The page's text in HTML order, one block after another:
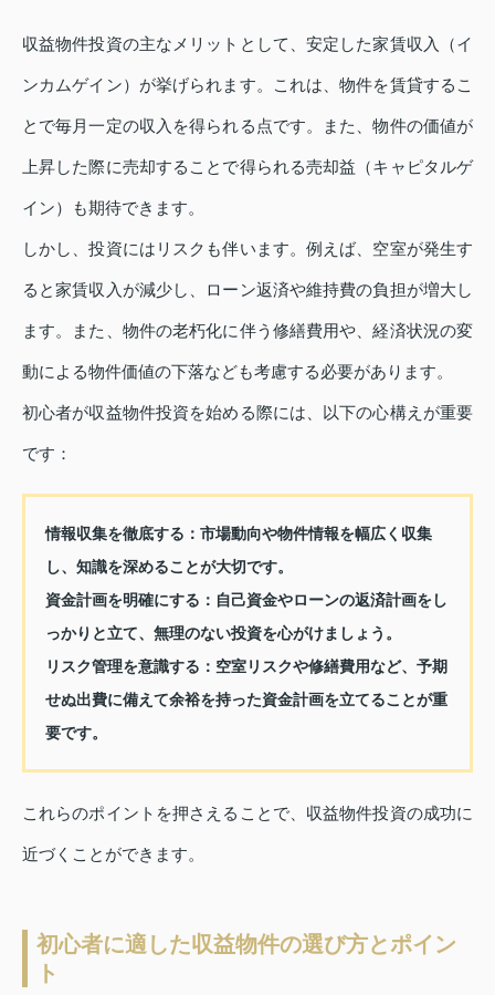
収益物件投資の主なメリットとして、安定した家賃収入（イ
ンカムゲイン）が挙げられます。これは、物件を賃貸するこ
とで毎月一定の収入を得られる点です。また、物件の価値が
上昇した際に売却することで得られる売却益（キャピタルゲ
イン）も期待できます。
しかし、投資にはリスクも伴います。例えば、空室が発生す
ると家賃収入が減少し、ローン返済や維持費の負担が増大し
ます。また、物件の老朽化に伴う修繕費用や、経済状況の変
動による物件価値の下落なども考慮する必要があります。
初心者が収益物件投資を始める際には、以下の心構えが重要
です：
情報収集を徹底する： 市場動向や物件情報を幅広く収集
し、知識を深めることが大切です。
資金計画を明確にする： 自己資金やローンの返済計画をし
っかりと立て、無理のない投資を心がけましょう。
リスク管理を意識する： 空室リスクや修繕費用など、予期
せぬ出費に備えて余裕を持った資金計画を立てることが重
要です。
これらのポイントを押さえることで、収益物件投資の成功に
近づくことができます。
初心者に適した収益物件の選び方とポイン
ト